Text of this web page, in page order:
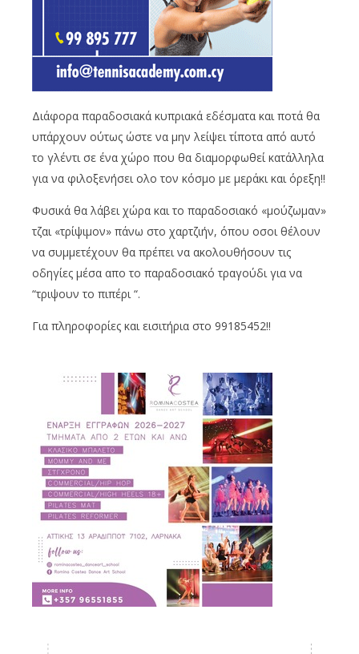
Διάφορα παραδοσιακά κυπριακά εδέσματα και ποτά θα
υπάρχουν ούτως ώστε να μην λείψει τίποτα από αυτό
το γλέντι σε ένα χώρο που θα διαμορφωθεί κατάλληλα
για να φιλοξενήσει ολο τον κόσμο με μεράκι και όρεξη!!
Φυσικά θα λάβει χώρα και το παραδοσιακό «μούζωμαν»
τζαι «τρίψιμον» πάνω στο χαρτζιήν, όπου οσοι θέλουν
να συμμετέχουν θα πρέπει να ακολουθήσουν τις
οδηγίες μέσα απο το παραδοσιακό τραγούδι για να
“τριψουν το πιπέρι “.
Για πληροφορίες και εισιτήρια στο 99185452!!